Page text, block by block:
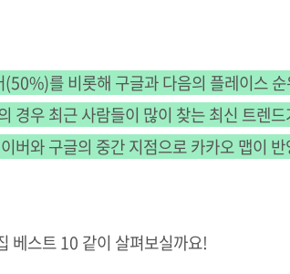
를 비롯해 구글과 다음의 플레이스
경우 최근 사람들이 많이 찾는 최신 트렌
버와 구글의 중간 지점으로 카카오 맵이
베스트 10 같이 살펴보실까요!